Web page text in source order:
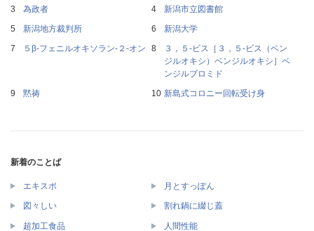
為政者
新潟市立図書館
新潟地方裁判所
新潟大学
５β‐フェニルオキソラン‐２‐オン
３，５‐ビス［３，５‐ビス（ベン
ジルオキシ）ベンジルオキシ］ベ
ンジルブロミド
黙祷
新島式コロニー回転受け身
新着のことば
エキスポ 月とすっぽん
図々しい 割れ鍋に綴じ蓋
超加工食品 人間性能